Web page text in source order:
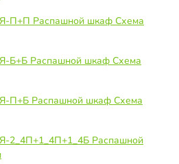
П+П Распашной шкаф Схема
Б+Б Распашной шкаф Схема
П+Б Распашной шкаф Схема
2_4П+1_4П+1_4Б Распашной